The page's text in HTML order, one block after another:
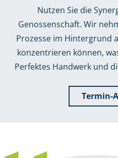
Nutzen Sie die
Genossenschaft. Wir
Prozesse im Hintergrund
konzentrieren können,
Perfektes Handwerk und
Termin-